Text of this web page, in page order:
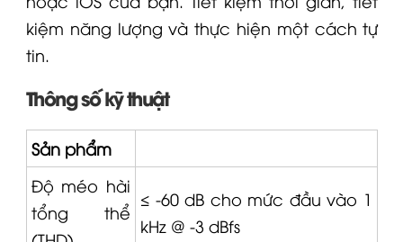
kiệm năng lượng và thực hiện một cách tự
tin.
Sản phẩm
Độ méo hài
tổng thể
(THD)
kHz @ -3 dBfs